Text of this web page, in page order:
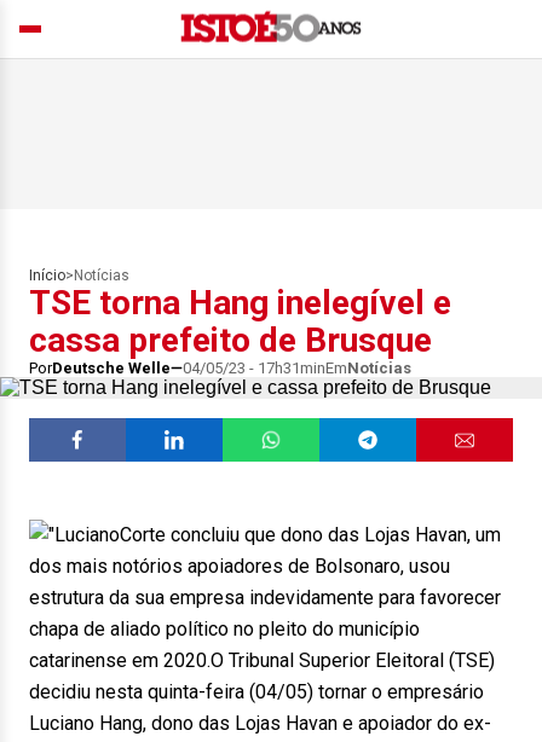
Início> Notícias
TSE torna Hang inelegível e
cassa prefeito de Brusque
PorDeutsche Welle 04/05/23 - 17h31minEmNotícias
Corte concluiu que dono das Lojas Havan, um
dos mais notórios apoiadores de Bolsonaro, usou
estrutura da sua empresa indevidamente para favorecer
chapa de aliado político no pleito do município
catarinense em 2020.O Tribunal Superior Eleitoral (TSE)
decidiu nesta quinta-feira (04/05) tornar o empresário
Luciano Hang, dono das Lojas Havan e apoiador do ex-